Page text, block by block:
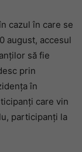
cazul în care se
august, accesul
să fie
prin
în
care vin
participanţi la